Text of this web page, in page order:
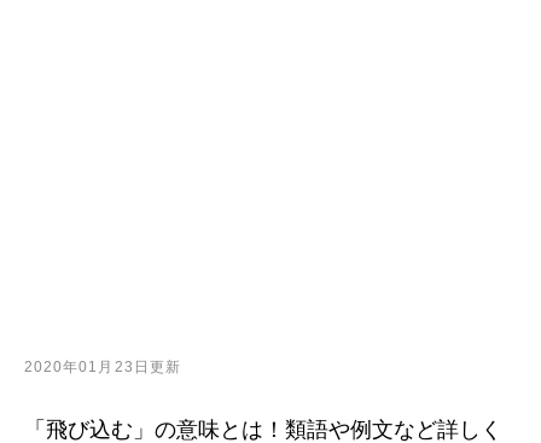
2020年01月23日更新
「飛び込む」の意味とは！類語や例文など詳しく